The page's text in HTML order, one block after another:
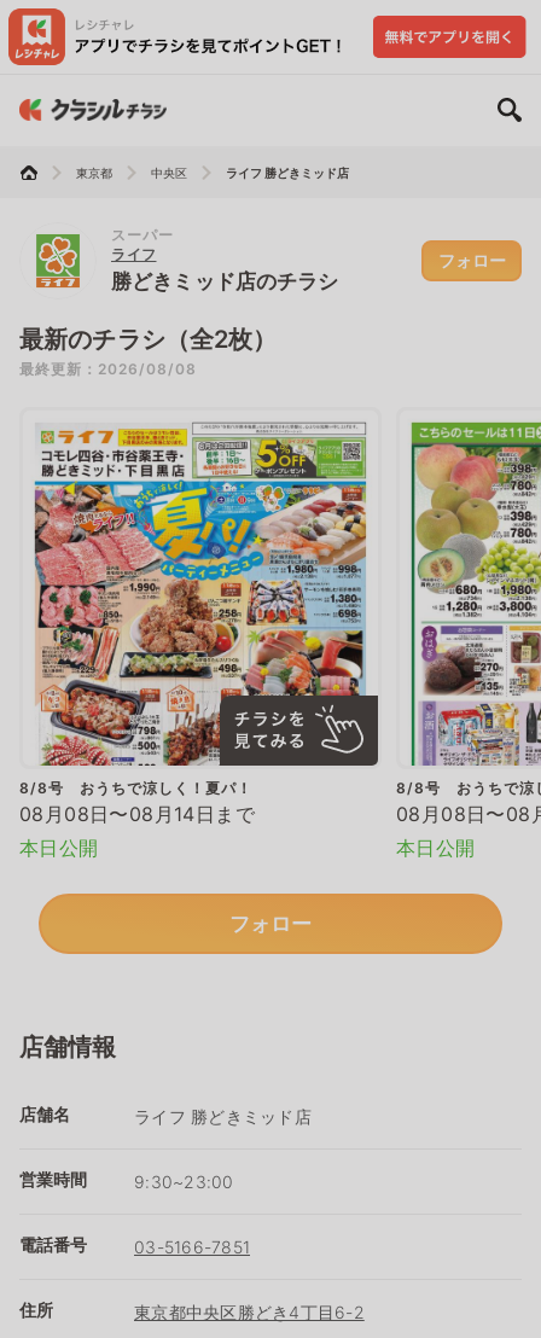
東京都 中央区 ライフ 勝どきミッド店
スーパー
ライフ
勝どきミッド店のチラシ
フォロー
最新のチラシ（全2枚）
最終更新：2026/08/08
8/8号 おうちで涼しく！夏パ！
08月08日〜08月14日まで
本日公開
8/8号 おうちで涼
08月08日〜08
本日公開
フォロー
店舗情報
店舗名 ライフ 勝どきミッド店
営業時間 9:30~23:00
電話番号 03-5166-7851
住所 東京都中央区勝どき4丁目6-2